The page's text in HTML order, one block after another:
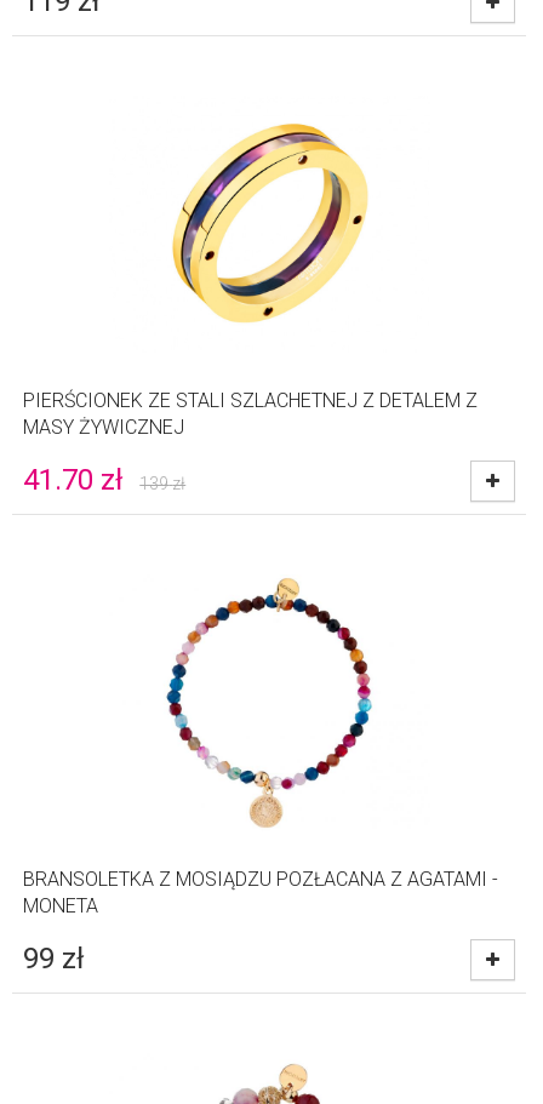
PIERŚCIONEK ZE STALI SZLACHETNEJ Z DETALEM Z
MASY ŻYWICZNEJ
41.70 zł 139zł
BRANSOLETKA Z MOSIĄDZU POZŁACANA Z AGATAMI -
MONETA
99 zł